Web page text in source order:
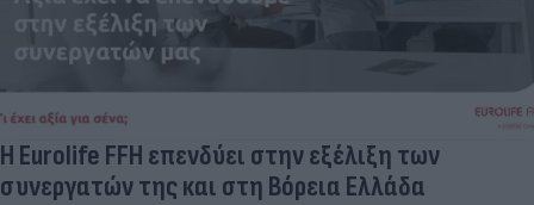
Η Eurolife FFH επενδύει στην εξέλιξη των
συνεργατών της και στη Βόρεια Ελλάδα